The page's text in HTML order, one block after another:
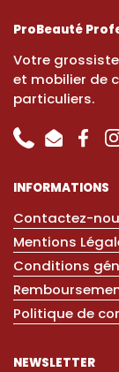
ProBeauté
Votre
et mobilier de
particuliers.
PhoneEmail
INFORMATIONS
Contactez-
Mentions
Conditions
Politique de
NEWSLETTER